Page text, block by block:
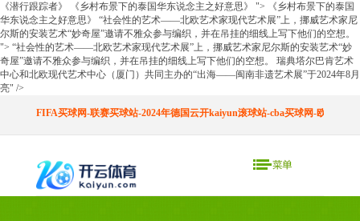
《潜行跟踪者》 《乡村布景下的泰国华东说念主之好意思》 "> 《乡村布景下的泰国
华东说念主之好意思》 “社会性的艺术——北欧艺术家现代艺术展”上，挪威艺术家尼
尔斯的安装艺术“妙奇屋”邀请不雅众参与编织，并在吊挂的细线上写下他们的空想。
"> “社会性的艺术——北欧艺术家现代艺术展”上，挪威艺术家尼尔斯的安装艺术“妙
奇屋”邀请不雅众参与编织，并在吊挂的细线上写下他们的空想。 瑞典塔尔巴肯艺术
中心和北欧现代艺术中心（厦门）共同主办的“出海——闽南非遗艺术展”于2024年8月
亮" />
FIFA买球网-联赛买球站-2024年德国云开kaiyun滚球站-cba买球网-欧预赛